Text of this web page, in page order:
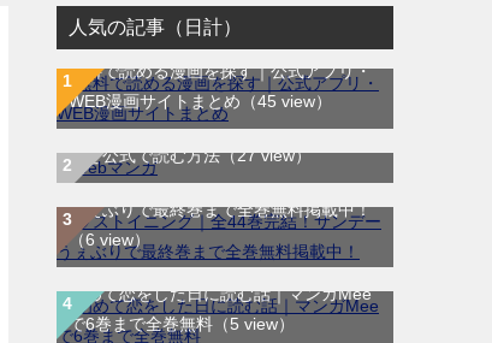
人気の記事（日計）
無料で読める漫画を探す｜公式アプリ・
WEB漫画サイトまとめ （45 view）
WEB漫画サイト一覧｜ブラウザで無料漫
画を公式で読む方法（27 view）
ラストイニング｜全44巻完結！サンデー
うぇぶりで最終巻まで全巻無料掲載中！
（6 view）
初めて恋をした日に読む話｜マンガMee
で6巻まで全巻無料 （5 view）